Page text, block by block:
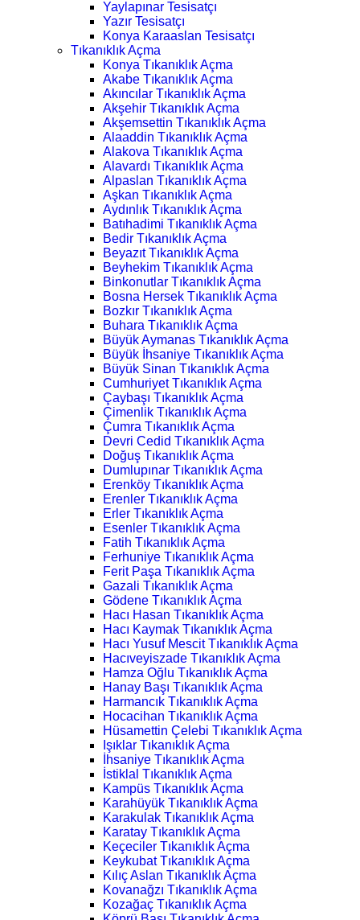
Yaylapınar Tesisatçı
Yazır Tesisatçı
Konya Karaaslan Tesisatçı
Tıkanıklık Açma
Konya Tıkanıklık Açma
Akabe Tıkanıklık Açma
Akıncılar Tıkanıklık Açma
Akşehir Tıkanıklık Açma
Akşemsettin Tıkanıklık Açma
Alaaddin Tıkanıklık Açma
Alakova Tıkanıklık Açma
Alavardı Tıkanıklık Açma
Alpaslan Tıkanıklık Açma
Aşkan Tıkanıklık Açma
Aydınlık Tıkanıklık Açma
Batıhadimi Tıkanıklık Açma
Bedir Tıkanıklık Açma
Beyazıt Tıkanıklık Açma
Beyhekim Tıkanıklık Açma
Binkonutlar Tıkanıklık Açma
Bosna Hersek Tıkanıklık Açma
Bozkır Tıkanıklık Açma
Buhara Tıkanıklık Açma
Büyük Aymanas Tıkanıklık Açma
Büyük İhsaniye Tıkanıklık Açma
Büyük Sinan Tıkanıklık Açma
Cumhuriyet Tıkanıklık Açma
Çaybaşı Tıkanıklık Açma
Çimenlik Tıkanıklık Açma
Çumra Tıkanıklık Açma
Devri Cedid Tıkanıklık Açma
Doğuş Tıkanıklık Açma
Dumlupınar Tıkanıklık Açma
Erenköy Tıkanıklık Açma
Erenler Tıkanıklık Açma
Erler Tıkanıklık Açma
Esenler Tıkanıklık Açma
Fatih Tıkanıklık Açma
Ferhuniye Tıkanıklık Açma
Ferit Paşa Tıkanıklık Açma
Gazali Tıkanıklık Açma
Gödene Tıkanıklık Açma
Hacı Hasan Tıkanıklık Açma
Hacı Kaymak Tıkanıklık Açma
Hacı Yusuf Mescit Tıkanıklık Açma
Hacıveyiszade Tıkanıklık Açma
Hamza Oğlu Tıkanıklık Açma
Hanay Başı Tıkanıklık Açma
Harmancık Tıkanıklık Açma
Hocacihan Tıkanıklık Açma
Hüsamettin Çelebi Tıkanıklık Açma
Işıklar Tıkanıklık Açma
İhsaniye Tıkanıklık Açma
İstiklal Tıkanıklık Açma
Kampüs Tıkanıklık Açma
Karahüyük Tıkanıklık Açma
Karakulak Tıkanıklık Açma
Karatay Tıkanıklık Açma
Keçeciler Tıkanıklık Açma
Keykubat Tıkanıklık Açma
Kılıç Aslan Tıkanıklık Açma
Kovanağzı Tıkanıklık Açma
Kozağaç Tıkanıklık Açma